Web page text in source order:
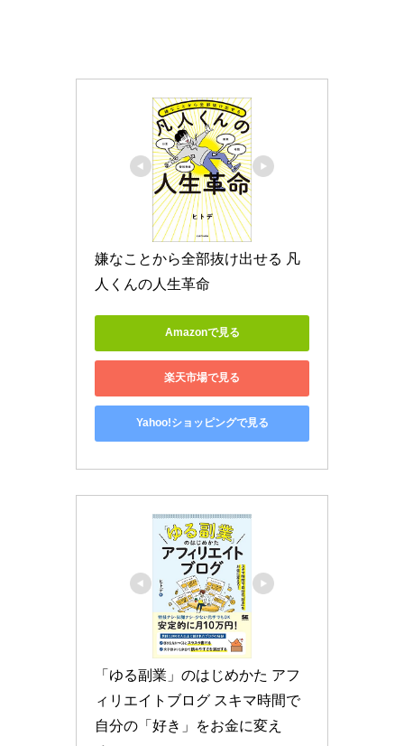
嫌なことから全部抜け出せる 凡
人くんの人生革命
Amazonで見る
楽天市場で見る
Yahoo!ショッピングで見る
「ゆる副業」のはじめかた アフ
ィリエイトブログ スキマ時間で
自分の「好き」をお金に変え